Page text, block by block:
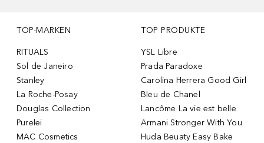
TOP-MARKEN
RITUALS
Sol de Janeiro
Stanley
La Roche-Posay
Douglas Collection
Purelei
MAC Cosmetics
TOP PRODUKTE
YSL Libre
Prada Paradoxe
Carolina Herrera Good Girl
Bleu de Chanel
Lancôme La vie est belle
Armani Stronger With You
Huda Beuaty Easy Bake